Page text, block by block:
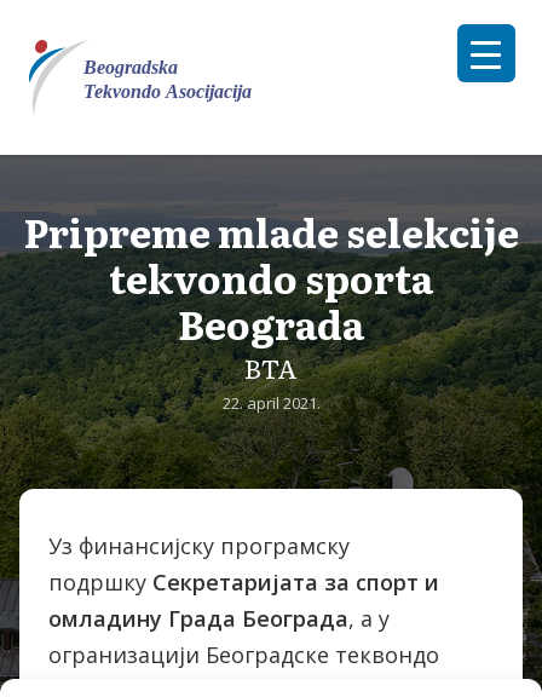
content
Pripreme mlade selekcije
tekvondo sporta
Beograda
22. april 2021.
BTA
Уз финансијску програмску
подршку Секретаријата за спорт и
омладину Града Београда, а у
огранизацији Београдске теквондо